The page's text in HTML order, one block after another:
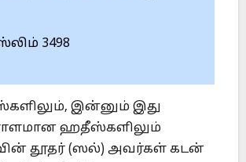
3498
இன்னும் இது
ஹதீஸ்களிலும்
தூதர் (ஸல்) அவர்கள் கடன்